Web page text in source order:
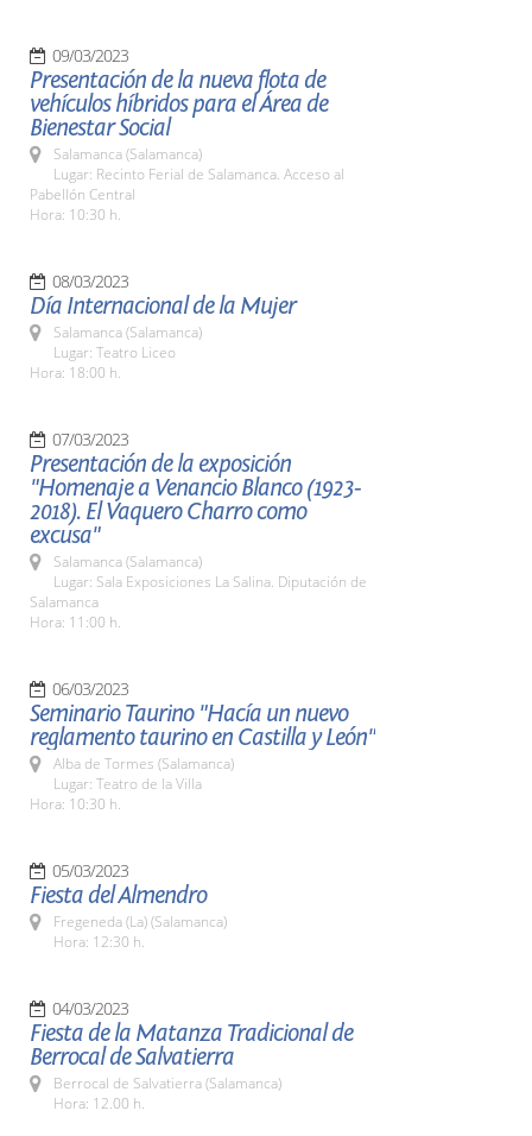
09/03/2023
Presentación de la nueva flota de
vehículos híbridos para el Área de
Bienestar Social
Salamanca (Salamanca)
Lugar: Recinto Ferial de Salamanca. Acceso al
Pabellón Central
Hora: 10:30 h.
08/03/2023
Día Internacional de la Mujer
Salamanca (Salamanca)
Lugar: Teatro Liceo
Hora: 18:00 h.
07/03/2023
Presentación de la exposición
"Homenaje a Venancio Blanco (1923-
2018). El Vaquero Charro como
excusa"
Salamanca (Salamanca)
Lugar: Sala Exposiciones La Salina. Diputación de
Salamanca
Hora: 11:00 h.
06/03/2023
Seminario Taurino "Hacía un nuevo
reglamento taurino en Castilla y León"
Alba de Tormes (Salamanca)
Lugar: Teatro de la Villa
Hora: 10:30 h.
05/03/2023
Fiesta del Almendro
Fregeneda (La) (Salamanca)
Hora: 12:30 h.
04/03/2023
Fiesta de la Matanza Tradicional de
Berrocal de Salvatierra
Berrocal de Salvatierra (Salamanca)
Hora: 12.00 h.